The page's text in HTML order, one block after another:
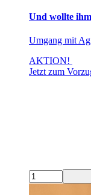
Und wollte
Umgang mit
AKTION!
Jetzt zum